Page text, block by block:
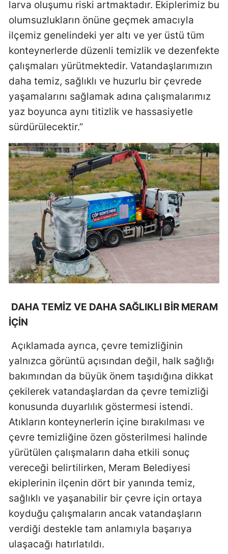
Samsun
Siirt
Sivas
Tekirdağ
Trabzon
Tunceli
Şanlıurfa
Uşak
Van
Yozgat
Zonguldak
Bayburt
Kırıkkale
Batman
Şırnak
Bartın
Ardahan
Iğdır
Yalova
Karabük
Kilis
larva oluşumu riski artmaktadır. Ekiplerimiz bu
olumsuzlukların önüne geçmek amacıyla
ilçemiz genelindeki yer altı ve yer üstü tüm
konteynerlerde düzenli temizlik ve dezenfekte
çalışmaları yürütmektedir. Vatandaşlarımızın
daha temiz, sağlıklı ve huzurlu bir çevrede
yaşamalarını sağlamak adına çalışmalarımız
yaz boyunca aynı titizlik ve hassasiyetle
sürdürülecektir.”
DAHA TEMİZ VE DAHA SAĞLIKLI BİR MERAM
İÇİN
Açıklamada ayrıca, çevre temizliğinin
yalnızca görüntü açısından değil, halk sağlığı
bakımından da büyük önem taşıdığına dikkat
çekilerek vatandaşlardan da çevre temizliği
konusunda duyarlılık göstermesi istendi.
Atıkların konteynerlerin içine bırakılması ve
çevre temizliğine özen gösterilmesi halinde
yürütülen çalışmaların daha etkili sonuç
vereceği belirtilirken, Meram Belediyesi
ekiplerinin ilçenin dört bir yanında temiz,
sağlıklı ve yaşanabilir bir çevre için ortaya
koyduğu çalışmaların ancak vatandaşların
verdiği destekle tam anlamıyla başarıya
ulaşacağı hatırlatıldı.